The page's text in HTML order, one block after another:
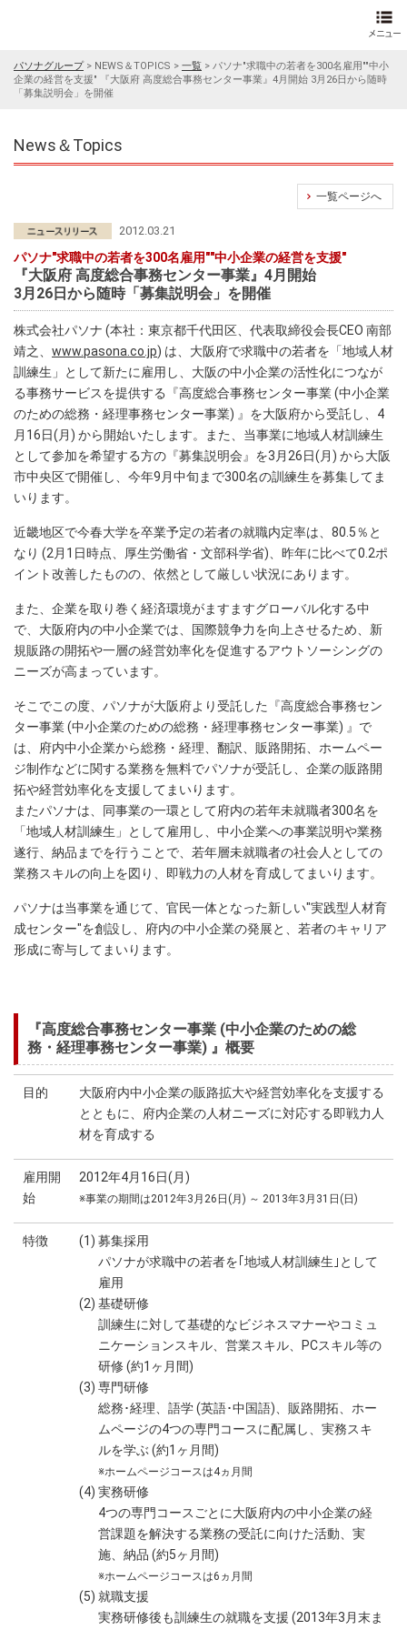
パソナグループ> NEWS＆TOPICS > 一覧 > パソナ"求職中の若者を300名雇用""中小
企業の経営を支援" 『大阪府 高度総合事務センター事業』4月開始 3月26日から随時
「募集説明会」を開催
News＆Topics
一覧ページへ
2012.03.21
パソナ"求職中の若者を300名雇用""中小企業の経営を支援"
『大阪府 高度総合事務センター事業』4月開始
3月26日から随時「募集説明会」を開催
株式会社パソナ (本社：東京都千代田区、代表取締役会長CEO 南部
靖之、 www.pasona.co.jp) は、大阪府で求職中の若者を「地域人材
訓練生」として新たに雇用し、大阪の中小企業の活性化につなが
る事務サービスを提供する『高度総合事務センター事業 (中小企業
のための総務・経理事務センター事業) 』を大阪府から受託し、4
月16日(月) から開始いたします。また、当事業に地域人材訓練生
として参加を希望する方の『募集説明会』を3月26日(月) から大阪
市中央区で開催し、今年9月中旬まで300名の訓練生を募集してま
いります。
近畿地区で今春大学を卒業予定の若者の就職内定率は、80.5％と
なり (2月1日時点、厚生労働省・文部科学省)、昨年に比べて0.2ポ
イント改善したものの、依然として厳しい状況にあります。
また、企業を取り巻く経済環境がますますグローバル化する中
で、大阪府内の中小企業では、国際競争力を向上させるため、新
規販路の開拓や一層の経営効率化を促進するアウトソーシングの
ニーズが高まっています。
そこでこの度、パソナが大阪府より受託した『高度総合事務セン
ター事業 (中小企業のための総務・経理事務センター事業) 』で
は、府内中小企業から総務・経理、翻訳、販路開拓、ホームペー
ジ制作などに関する業務を無料でパソナが受託し、企業の販路開
拓や経営効率化を支援してまいります。
またパソナは、同事業の一環として府内の若年未就職者300名を
「地域人材訓練生」として雇用し、中小企業への事業説明や業務
遂行、納品までを行うことで、若年層未就職者の社会人としての
業務スキルの向上を図り、即戦力の人材を育成してまいります。
パソナは当事業を通じて、官民一体となった新しい"実践型人材育
成センター"を創設し、府内の中小企業の発展と、若者のキャリア
形成に寄与してまいります。
『高度総合事務センター事業 (中小企業のための総
務・経理事務センター事業) 』概要
目的
大阪府内中小企業の販路拡大や経営効率化を支援する
とともに、府内企業の人材ニーズに対応する即戦力人
材を育成する
雇用開
始
2012年4月16日(月)
※事業の期間は2012年3月26日(月) ～ 2013年3月31日(日)
特徴
(1) 募集採用
パソナが求職中の若者を｢地域人材訓練生｣として
雇用
(2) 基礎研修
訓練生に対して基礎的なビジネスマナーやコミュ
ニケーションスキル、営業スキル、PCスキル等の
研修 (約1ヶ月間)
(3) 専門研修
総務･経理、語学 (英語･中国語)、販路開拓、ホー
ムページの4つの専門コースに配属し、実務スキ
ルを学ぶ (約1ヶ月間)
※ホームページコースは4ヵ月間
(4) 実務研修
4つの専門コースごとに大阪府内の中小企業の経
営課題を解決する業務の受託に向けた活動、実
施、納品 (約5ヶ月間)
※ホームページコースは6ヵ月間
(5) 就職支援
実務研修後も訓練生の就職を支援 (2013年3月末ま